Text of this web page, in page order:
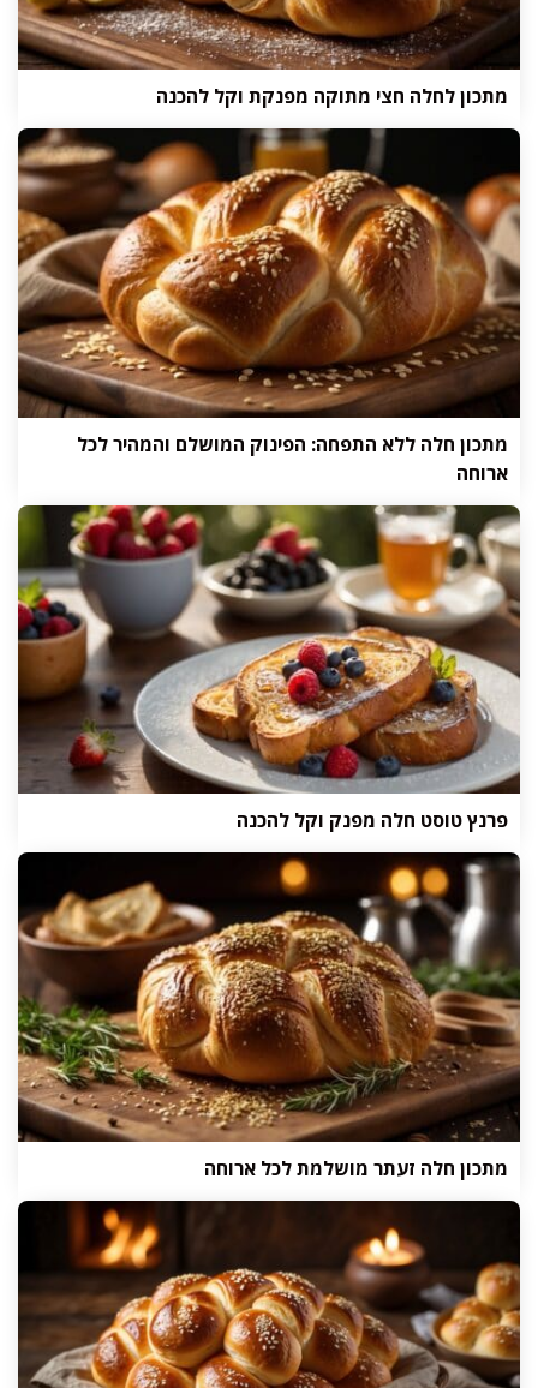
מתכון לחלה חצי מתוקה מפנקת וקל להכנה
מתכון חלה ללא התפחה: הפינוק המושלם והמהיר לכל
ארוחה
פרנץ טוסט חלה מפנק וקל להכנה
מתכון חלה זעתר מושלמת לכל ארוחה